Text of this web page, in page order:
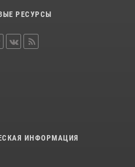
РЕСУРСЫ
ИНФОРМАЦИЯ